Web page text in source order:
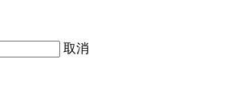
取消